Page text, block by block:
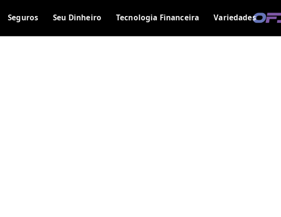
Seguros Seu Dinheiro Tecnologia Financeira Variedades